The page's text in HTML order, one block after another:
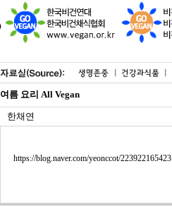
여름 요리 All Vegan
한채연
https://blog.naver.com/yeonccot/223922165423